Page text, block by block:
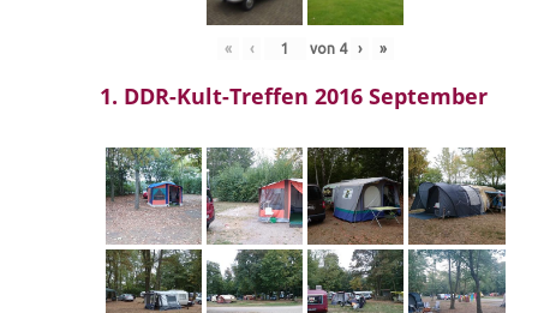
« ‹ von 4 › »
1. DDR-Kult-Treffen 2016 September